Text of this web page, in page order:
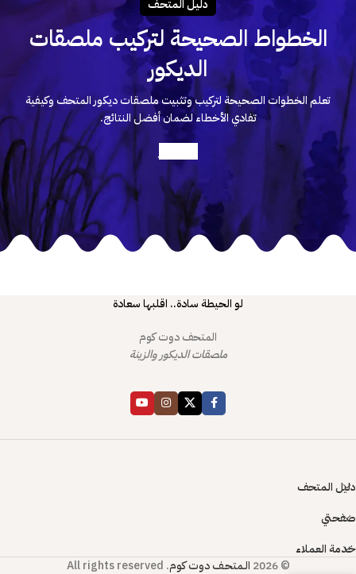
دليـل المتحـف
الخطواط الصحيحة لتركيب ملصقات
الديكور
تعلم الخطوات الصحيحة لتركيب وتثبيت ملصقات ديكور المتحف وكيفية
تفادي الأخطاء لضمان أفضل النتائج.
لو الحيطة سادة.. اقلبها سعادة
المتحف دوت كوم
ملصقات الديكور والزينة
دليل المتحف
صفحتي
خدمة العملاء
© 2026
الـمتحـف دوت كوم. All rights reserved